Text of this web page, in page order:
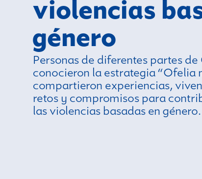
violencias
género
Personas de diferentes partes
conocieron la estrategia “Ofelia
compartieron experiencias,
retos y compromisos para
las violencias basadas en género.